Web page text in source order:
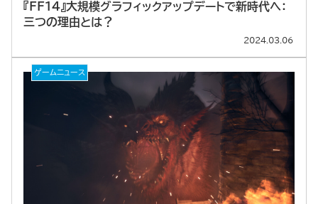
『FF14』大規模グラフィックアップデートで新時代へ：
三つの理由とは？
2024.03.06
ゲームニュース